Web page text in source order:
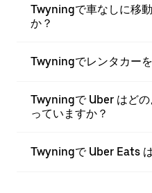
Twyningで車なしに移
か？
Twyningでレンタカー
Twyningで Uber はど
っていますか？
Twyningで Uber Eats